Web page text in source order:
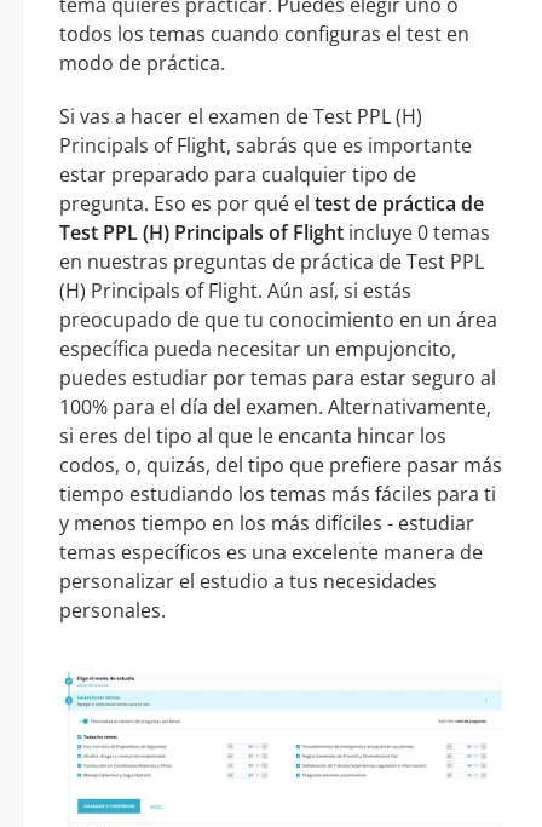
todos los temas cuando configuras el test en
modo de práctica.
Si vas a hacer el examen de Test PPL (H)
Principals of Flight, sabrás que es importante
estar preparado para cualquier tipo de
pregunta. Eso es por qué el test de práctica de
Test PPL (H) Principals of Flight incluye 0 temas
en nuestras preguntas de práctica de Test PPL
(H) Principals of Flight. Aún así, si estás
preocupado de que tu conocimiento en un área
específica pueda necesitar un empujoncito,
puedes estudiar por temas para estar seguro al
100% para el día del examen. Alternativamente,
si eres del tipo al que le encanta hincar los
codos, o, quizás, del tipo que prefiere pasar más
tiempo estudiando los temas más fáciles para ti
y menos tiempo en los más difíciles - estudiar
temas específicos es una excelente manera de
personalizar el estudio a tus necesidades
personales.